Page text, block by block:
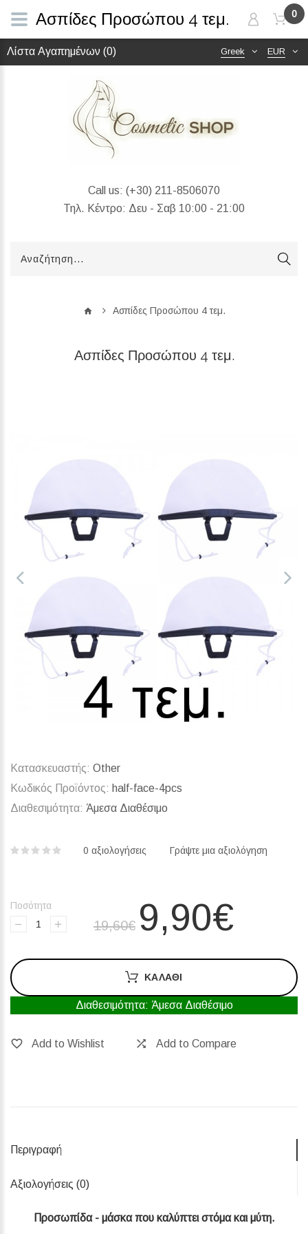
EUR
Greek
Call us: (+30) 211-8506070
Τηλ. Κέντρο: Δευ - Σαβ 10:00 - 21:00
0
Λίστα Αγαπημένων (0)
Ασπίδες Προσώπου 4 τεμ.
Ασπίδες Προσώπου 4 τεμ.
Κατασκευαστής: Other
Κωδικός Προϊόντος: half-face-4pcs
Διαθεσιμότητα: Άμεσα Διαθέσιμο
0 αξιολογήσεις‎ Γράψτε μια αξιολόγηση
Ποσότητα
19,60€ 9,90€
ΚΑΛΆΘΙ
Διαθεσιμότητα: Άμεσα Διαθέσιμο
Add to Wishlist Add to Compare
Περιγραφή
Αξιολογήσεις (0)‎
Προσωπίδα - μάσκα που καλύπτει στόμα και μύτη.
Ασπίδες Προσώπου 4 τεμ.